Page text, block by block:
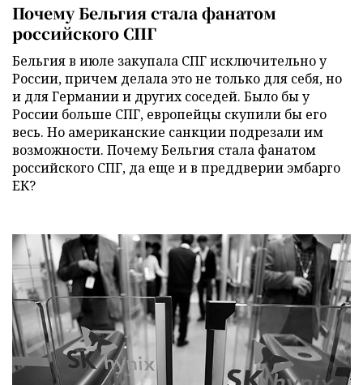
Почему Бельгия стала фанатом
российского СПГ
Бельгия в июле закупала СПГ исключительно у
России, причем делала это не только для себя, но
и для Германии и других соседей. Было бы у
России больше СПГ, европейцы скупили бы его
весь. Но американские санкции подрезали им
возможности. Почему Бельгия стала фанатом
российского СПГ, да еще и в преддверии эмбарго
ЕК?